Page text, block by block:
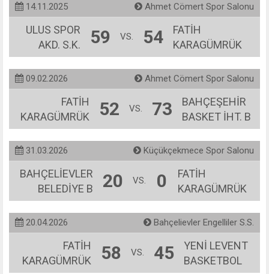
14.11.2025 Ahmet Cömert Spor Salonu
ULUS SPOR
AKD. S.K.
59 VS. 54
FATİH
KARAGÜMRÜK
09.02.2026 Ahmet Cömert Spor Salonu
FATİH
KARAGÜMRÜK
52 VS. 73
BAHÇEŞEHİR
BASKET İHT. B
31.03.2026 Küçükçekmece Spor Salonu
BAHÇELİEVLER
BELEDİYE B
20 VS. 0
FATİH
KARAGÜMRÜK
20.04.2026 Bahçelievler Engelliler S.S.
FATİH
KARAGÜMRÜK
58 VS. 45
YENİ LEVENT
BASKETBOL